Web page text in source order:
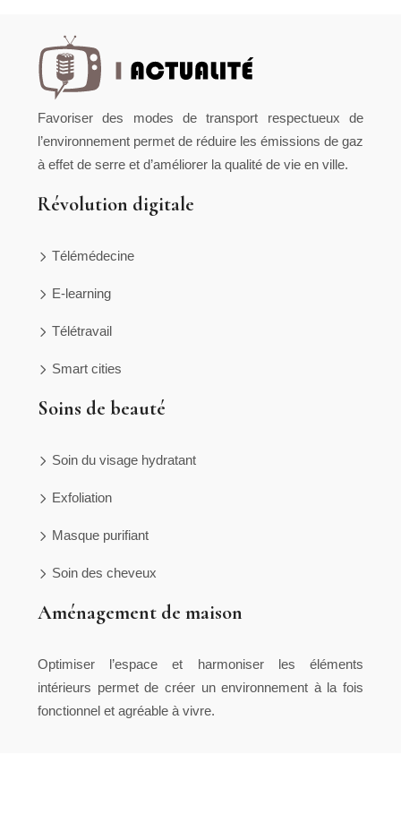
Favoriser des modes de transport respectueux de
l’environnement permet de réduire les émissions de gaz
à effet de serre et d’améliorer la qualité de vie en ville.
Révolution digitale
Télémédecine
E-learning
Télétravail
Smart cities
Soins de beauté
Soin du visage hydratant
Exfoliation
Masque purifiant
Soin des cheveux
Aménagement de maison
Optimiser l’espace et harmoniser les éléments
intérieurs permet de créer un environnement à la fois
fonctionnel et agréable à vivre.